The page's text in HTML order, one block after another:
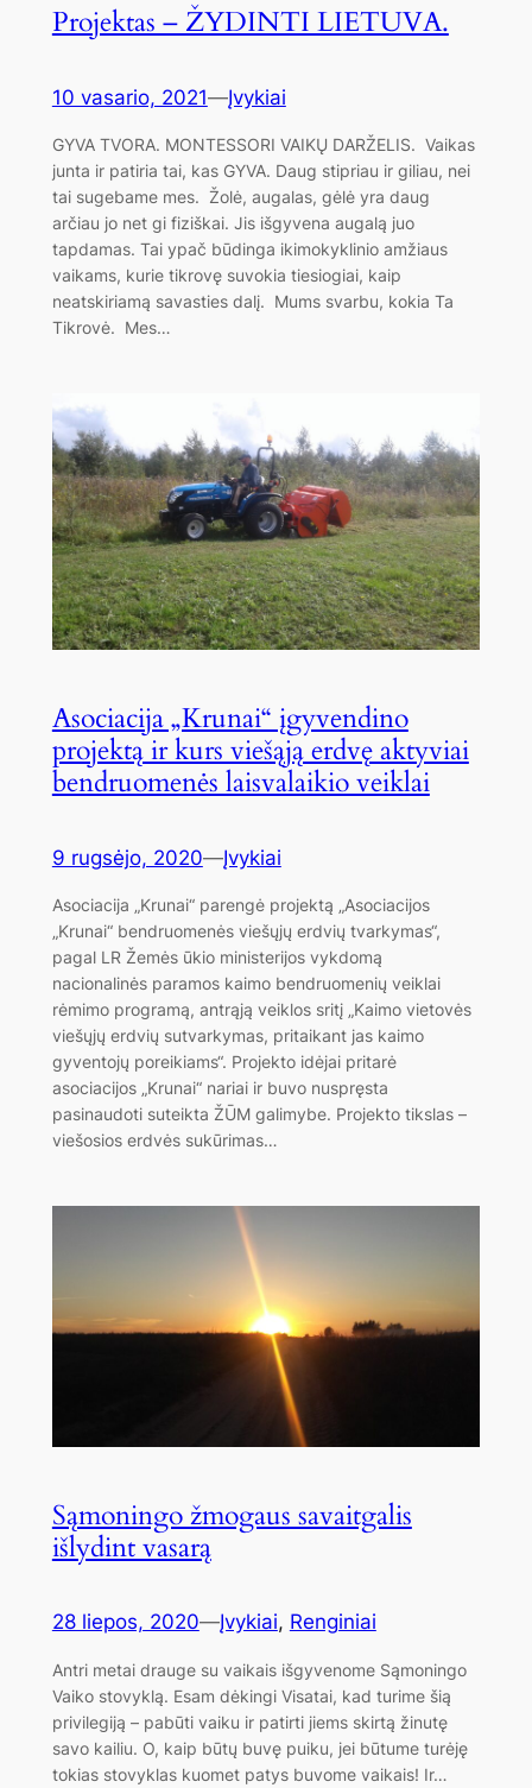
Projektas – ŽYDINTI LIETUVA.
10 vasario, 2021—Įvykiai
GYVA TVORA. MONTESSORI VAIKŲ DARŽELIS. Vaikas
junta ir patiria tai, kas GYVA. Daug stipriau ir giliau, nei
tai sugebame mes. Žolė, augalas, gėlė yra daug
arčiau jo net gi fiziškai. Jis išgyvena augalą juo
tapdamas. Tai ypač būdinga ikimokyklinio amžiaus
vaikams, kurie tikrovę suvokia tiesiogiai, kaip
neatskiriamą savasties dalį. Mums svarbu, kokia Ta
Tikrovė. Mes…
Asociacija „Krunai“ įgyvendino
projektą ir kurs viešąją erdvę aktyviai
bendruomenės laisvalaikio veiklai
9 rugsėjo, 2020—Įvykiai
Asociacija „Krunai“ parengė projektą „Asociacijos
„Krunai“ bendruomenės viešųjų erdvių tvarkymas“,
pagal LR Žemės ūkio ministerijos vykdomą
nacionalinės paramos kaimo bendruomenių veiklai
rėmimo programą, antrąją veiklos sritį „Kaimo vietovės
viešųjų erdvių sutvarkymas, pritaikant jas kaimo
gyventojų poreikiams“. Projekto idėjai pritarė
asociacijos „Krunai“ nariai ir buvo nuspręsta
pasinaudoti suteikta ŽŪM galimybe. Projekto tikslas –
viešosios erdvės sukūrimas…
Sąmoningo žmogaus savaitgalis
išlydint vasarą
28 liepos, 2020—Įvykiai, Renginiai
Antri metai drauge su vaikais išgyvenome Sąmoningo
Vaiko stovyklą. Esam dėkingi Visatai, kad turime šią
privilegiją – pabūti vaiku ir patirti jiems skirtą žinutę
savo kailiu. O, kaip būtų buvę puiku, jei būtume turėję
tokias stovyklas kuomet patys buvome vaikais! Ir…